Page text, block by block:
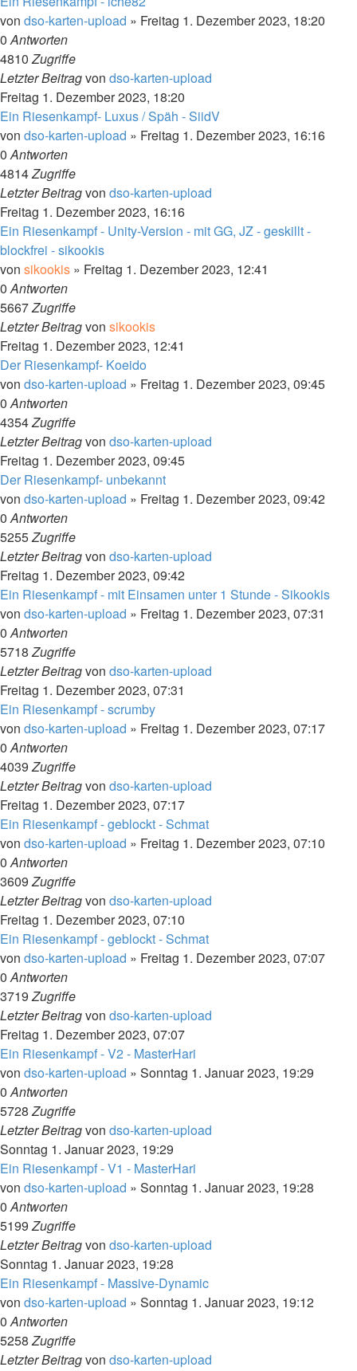
von dso-karten-upload » Freitag 1. Dezember 2023, 18:20
0Antworten
4810Zugriffe
Letzter Beitragvon dso-karten-upload
Freitag 1. Dezember 2023, 18:20
Ein Riesenkampf- Luxus / Späh - SiidV
von dso-karten-upload » Freitag 1. Dezember 2023, 16:16
0Antworten
4814Zugriffe
Letzter Beitragvon dso-karten-upload
Freitag 1. Dezember 2023, 16:16
Ein Riesenkampf - Unity-Version - mit GG, JZ - geskillt -
blockfrei - sikookis
von sikookis » Freitag 1. Dezember 2023, 12:41
0Antworten
5667Zugriffe
Letzter Beitragvon sikookis
Freitag 1. Dezember 2023, 12:41
Der Riesenkampf- Koeido
von dso-karten-upload » Freitag 1. Dezember 2023, 09:45
0Antworten
4354Zugriffe
Letzter Beitragvon dso-karten-upload
Freitag 1. Dezember 2023, 09:45
Der Riesenkampf- unbekannt
von dso-karten-upload » Freitag 1. Dezember 2023, 09:42
0Antworten
5255Zugriffe
Letzter Beitragvon dso-karten-upload
Freitag 1. Dezember 2023, 09:42
Ein Riesenkampf - mit Einsamen unter 1 Stunde - Sikookis
von dso-karten-upload » Freitag 1. Dezember 2023, 07:31
0Antworten
5718Zugriffe
Letzter Beitragvon dso-karten-upload
Freitag 1. Dezember 2023, 07:31
Ein Riesenkampf - scrumby
von dso-karten-upload » Freitag 1. Dezember 2023, 07:17
0Antworten
4039Zugriffe
Letzter Beitragvon dso-karten-upload
Freitag 1. Dezember 2023, 07:17
Ein Riesenkampf - geblockt - Schmat
von dso-karten-upload » Freitag 1. Dezember 2023, 07:10
0Antworten
3609Zugriffe
Letzter Beitragvon dso-karten-upload
Freitag 1. Dezember 2023, 07:10
Ein Riesenkampf - geblockt - Schmat
von dso-karten-upload » Freitag 1. Dezember 2023, 07:07
0Antworten
3719Zugriffe
Letzter Beitragvon dso-karten-upload
Freitag 1. Dezember 2023, 07:07
Ein Riesenkampf - V2 - MasterHari
von dso-karten-upload » Sonntag 1. Januar 2023, 19:29
0Antworten
5728Zugriffe
Letzter Beitragvon dso-karten-upload
Sonntag 1. Januar 2023, 19:29
Ein Riesenkampf - V1 - MasterHari
von dso-karten-upload » Sonntag 1. Januar 2023, 19:28
0Antworten
5199Zugriffe
Letzter Beitragvon dso-karten-upload
Sonntag 1. Januar 2023, 19:28
Ein Riesenkampf - Massive-Dynamic
von dso-karten-upload » Sonntag 1. Januar 2023, 19:12
0Antworten
5258Zugriffe
Letzter Beitragvon dso-karten-upload